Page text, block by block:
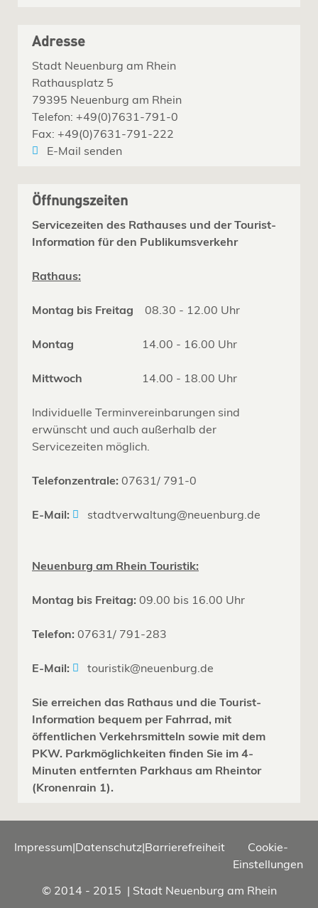
Adresse
Stadt Neuenburg am Rhein
Rathausplatz 5
79395 Neuenburg am Rhein
Telefon: +49(0)7631-791-0
Fax: +49(0)7631-791-222
E-Mail senden
Öffnungszeiten
Servicezeiten des Rathauses und der Tourist-
Information für den Publikumsverkehr
Rathaus:
Montag bis Freitag 08.30 - 12.00 Uhr
Montag 14.00 - 16.00 Uhr
Mittwoch 14.00 - 18.00 Uhr
Individuelle Terminvereinbarungen sind
erwünscht und auch außerhalb der
Servicezeiten möglich.
Telefonzentrale: 07631/ 791-0
E-Mail: stadtverwaltung@neuenburg.de
Neuenburg am Rhein Touristik:
Montag bis Freitag: 09.00 bis 16.00 Uhr
Telefon: 07631/ 791-283
E-Mail: touristik@neuenburg.de
Sie erreichen das Rathaus und die Tourist-
Information bequem per Fahrrad, mit
öffentlichen Verkehrsmitteln sowie mit dem
PKW. Parkmöglichkeiten finden Sie im 4-
Minuten entfernten Parkhaus am Rheintor
(Kronenrain 1).
Impressum|Datenschutz|Barrierefreiheit
Cookie-
Einstellungen
© 2014 - 2015 | Stadt Neuenburg am Rhein